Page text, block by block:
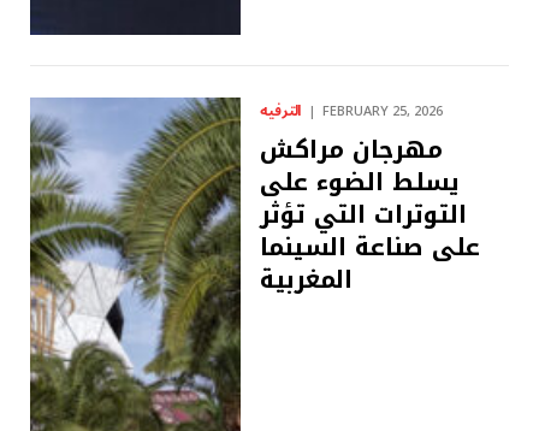
الترفيه FEBRUARY 25, 2026
مهرجان مراكش
يسلط الضوء على
التوترات التي تؤثر
على صناعة السينما
المغربية